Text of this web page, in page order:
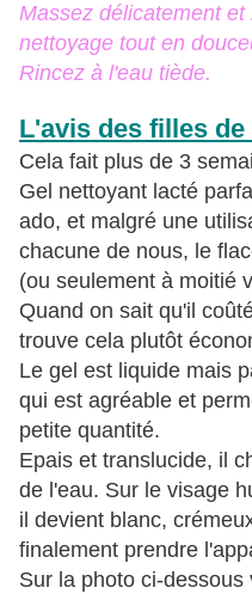
Massez délicatement
nettoyage tout en
Rincez à l'eau tiède.
L'avis des filles
Cela fait plus de 3
Gel nettoyant lacté
ado, et malgré une
chacune de nous, le
(ou seulement à moitié
Quand on sait qu'il
trouve cela plutôt
Le gel est liquide mais
qui est agréable et
petite quantité.
Epais et translucide, il
de l'eau. Sur le visage
il devient blanc,
finalement prendre
Sur la photo ci-